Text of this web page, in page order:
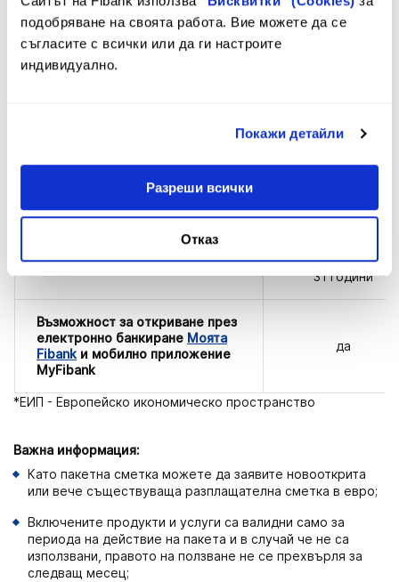
подобряване на своята работа. Вие можете да се
съгласите с всички или да ги настроите
индивидуално.
Покажи детайли
Разреши всички
Отказ
Безплатни имейл известия неограничено
на месец за
програмаDigital
години
до навършване
31 години
Възможност за откриване през
електронно банкиране Моята
Fibank и мобилно приложение
MyFibank
да
*ЕИП - Европейско икономическо пространство
Важна информация:
Като пакетна сметка можете да заявите новооткрита
или вече съществуваща разплащателна сметка в евро;
Включените продукти и услуги са валидни само за
периода на действие на пакета и в случай че не са
използвани, правото на ползване не се прехвърля за
следващ месец;